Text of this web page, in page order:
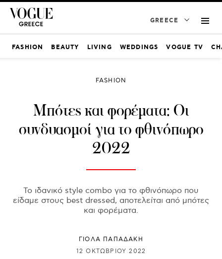
GREECE
FASHION BEAUTY LIVING WEDDINGS VOGUE TV
FASHION
Μπότες και φορέματα: Οι
συνδυασμοί για το φθινόπωρο
2022
Το ιδανικό style combo για το φθινόπωρο που
είδαμε στους best dressed, αποτελείται από μπότες
και φορέματα.
ΓΙΌΛΑ ΠΑΠΑΔΆΚΗ
12 ΟΚΤΩΒΡΊΟΥ 2022